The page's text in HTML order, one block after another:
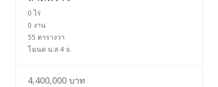
0 ไร่
0 งาน
55 ตารางวา
โฉนด น.ส.4 จ.
4,400,000 บาท